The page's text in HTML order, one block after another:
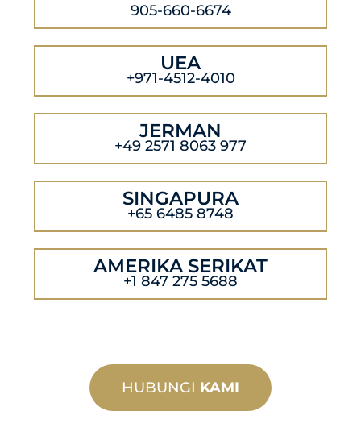
905-660-6674
UEA
+971-4512-4010
JERMAN
+49 2571 8063 977
SINGAPURA
+65 6485 8748
AMERIKA SERIKAT
+1 847 275 5688
HUBUNGI KAMI